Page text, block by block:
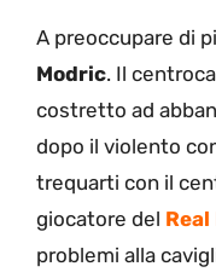
A preoccupare di
Modric. Il
costretto ad
dopo il violento
trequarti con il
giocatore del Real
problemi alla